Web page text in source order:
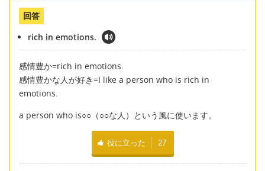
回答
rich in emotions.
感情豊か=rich in emotions.
感情豊かな人が好き=I like a person who is rich in
emotions.
a person who is○○（○○な人）という風に使います。
役に立った 27